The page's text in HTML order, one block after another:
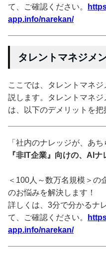
て、ご確認ください。
app.info/narekan/
タレントマネジメ
ここでは、タレントマネ
説します。タレントマネ
は、以下のデメリットを把
「社内のナレッジが、あ
『非IT企業』向けの、AIナ
＜100人～数万名規模＞の
のお悩みを解決します！
詳しくは、3分で分かるナ
て、ご確認ください。
app.info/narekan/